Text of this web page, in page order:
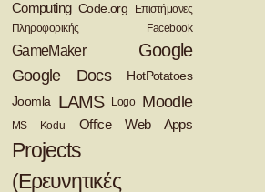
Computing Code.org
Eπιστήμονες
Πληροφορικής
Facebook
GameMaker Google
Google Docs
HotPotatoes
Joomla
LAMS Logo Moodle
MS Kodu Office Web Apps
Projects
(Ερευνητικές